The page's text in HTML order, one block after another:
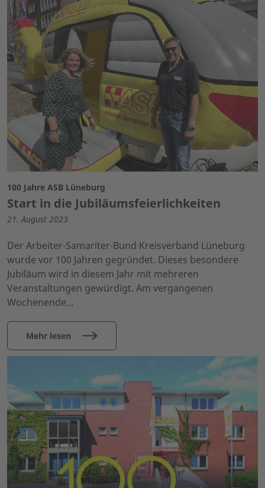
100 Jahre ASB Lüneburg
Start in die Jubiläumsfeierlichkeiten
21. August 2023
Der Arbeiter-Samariter-Bund Kreisverband Lüneburg
wurde vor 100 Jahren gegründet. Dieses besondere
Jubiläum wird in diesem Jahr mit mehreren
Veranstaltungen gewürdigt. Am vergangenen
Wochenende…
Mehr lesen